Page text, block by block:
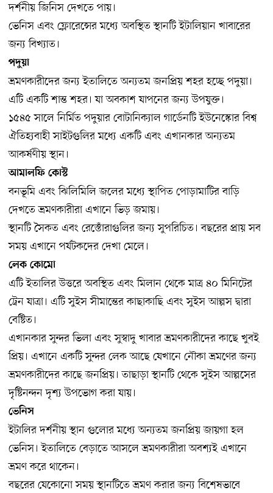
দর্শনীয় জিনিস দেখতে পায়।
ভেনিস এবং ফ্লোরেন্সের মধ্যে অবস্থিত স্থানটি ইটালিয়ান খাবারের
জন্য বিখ্যাত।
পদুয়া
ভ্রমণকারীদের জন্য ইতালিতে অন্যতম জনপ্রিয় শহর হচ্ছে পদুয়া।
এটি একটি শান্ত শহর। যা অবকাশ যাপনের জন্য উপযুক্ত।
১৫৪৫ সালে নির্মিত পদুয়ার বোটানিক্যাল গার্ডেনটি ইউনেস্কোর বিশ্ব
ঐতিহ্যবাহী সাইটগুলির মধ্যে একটি এবং এখানকার অন্যতম
আকর্ষণীয় স্থান।
আমালফি কোস্ট
বনভূমি এবং ঝিলিমিলি জলের মধ্যে স্থাপিত পোড়ামাটির বাড়ি
দেখতে ভ্রমণকারীরা এখানে ভিড় জমায়।
স্থানটি সৈকত এবং রেস্তোঁরাগুলির জন্য সুপরিচিত। বছরের প্রায় সব
সময় এখানে পর্যটকদের দেখা মেলে।
লেক কোমো
এটি ইতালির উত্তরে অবস্থিত এবং মিলান থেকে মাত্র ৪০ মিনিটের
ট্রেন যাত্রা। এটি সুইস সীমান্তের কাছাকাছি এবং সুইস আল্পস দ্বারা
বেষ্টিত।
এখানকার সুন্দর ভিলা এবং সুস্বাদু খাবার ভ্রমণকারীদের কাছে খুবই
প্রিয়। এখানে একটি সুন্দর লেক আছে যেখানে নৌকা ভ্রমণের জন্য
ভ্রমণকারীদের কাছে জনপ্রিয়। তাছাড়া স্থানটি থেকে সুইস আল্পসের
দৃষ্টিনন্দন দৃশ্য উপভোগ করা যায়।
ভেনিস
ইটালির দর্শনীয় স্থান গুলোর মধ্যে অন্যতম জনপ্রিয় জায়গা হল
ভেনিস। ইতালিতে বেড়াতে আসলে ভ্রমণকারীরা অবশ্যই এখানে
ভ্রমণ করে থাকেন।
বছরের যেকোনো সময় স্থানটিতে ভ্রমণ করার জন্য বিশেষভাবে